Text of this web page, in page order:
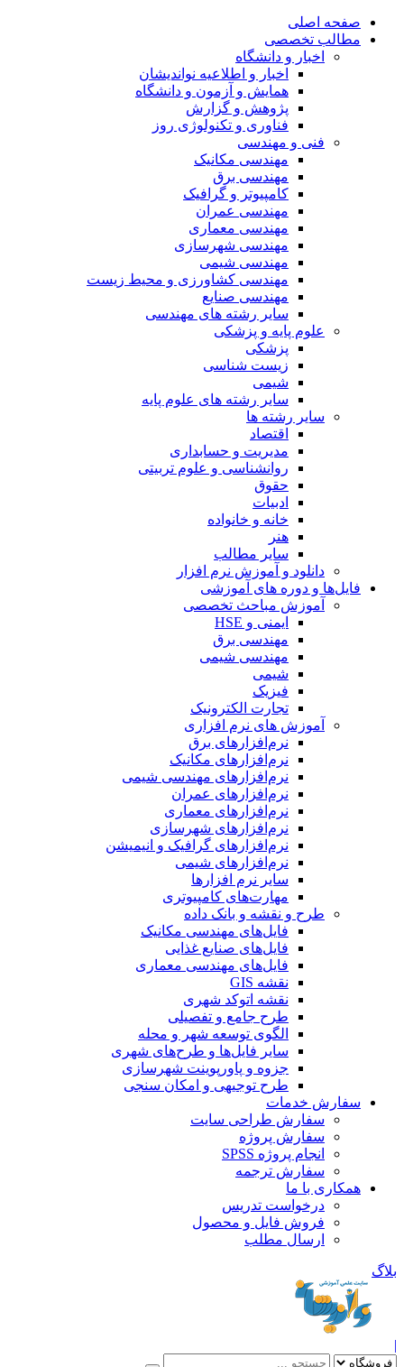
صفحه اصلی
مطالب تخصصی
اخبار و دانشگاه
اخبار و اطلاعیه نواندیشان
همایش و آزمون و دانشگاه
پژوهش و گزارش
فناوری و تکنولوژی روز
فنی و مهندسی
مهندسی مکانیک
مهندسی برق
کامپیوتر و گرافیک
مهندسی عمران
مهندسی معماری
مهندسی شهرسازی
مهندسی شیمی
مهندسی کشاورزی و محیط زیست
مهندسی صنایع
سایر رشته های مهندسی
علوم پایه و پزشکی
پزشکی
زیست شناسی
شیمی
سایر رشته های علوم پایه
سایر رشته ها
اقتصاد
مدیریت و حسابداری
روانشناسی و علوم تربیتی
حقوق
ادبیات
خانه و خانواده
هنر
سایر مطالب
دانلود و آموزش نرم افزار
فایل‌ها و دوره های آموزشی
آموزش مباحث تخصصی
ایمنی و HSE
مهندسی برق
مهندسی شیمی
شیمی
فیزیک
تجارت الکترونیک
آموزش های نرم افزاری
نرم‌افزارهای برق
نرم‌افزارهای مکانیک
نرم‌افزارهای مهندسی شیمی
نرم‌افزارهای عمران
نرم‌افزارهای معماری
نرم‌افزارهای شهرسازی
نرم‌افزارهای گرافیک و انیمیشن
نرم‌افزارهای شیمی
سایر نرم افزارها
مهارت‌های کامپیوتری
طرح و نقشه و بانک داده
فایل‌های مهندسی مکانیک
فایل‌های صنایع غذایی
فایل‌های مهندسی معماری
نقشه GIS
نقشه اتوکد شهری
طرح جامع و تفصیلی
الگوی توسعه شهر و محله
سایر فایل‌ها و طرح‌های شهری
جزوه و پاورپوینت شهرسازی
طرح توجیهی و امکان سنجی
سفارش خدمات
سفارش طراحی سایت
سفارش پروژه
انجام پروژه SPSS
سفارش ترجمه
همکاری با ما
درخواست تدریس
فروش فایل و محصول
ارسال مطلب